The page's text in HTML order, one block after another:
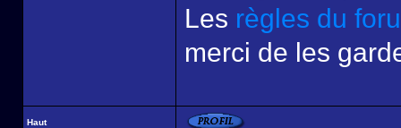
Les règles du
merci de les
Haut